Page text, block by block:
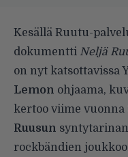
Kesällä Ruutu-
dokumentti Neljä
on nyt katsottavissa
Lemon ohjaama,
kertoo viime vuonna
Ruusun
rockbändien